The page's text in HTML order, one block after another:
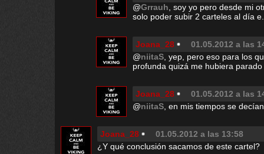
@Grrauh , soy yo pero desde mi
solo poder subir 2 carteles al día
Joana_28
01.05.2012 a las
@niitaS , yep, pero eso para los
profunda quizá me hubiera
Joana_28
01.05.2012 a las
@niitaS , en mis tiempos se
Joana_28
01.05.2012 a las 13:58
¿Y qué conclusión sacamos de este cartel?